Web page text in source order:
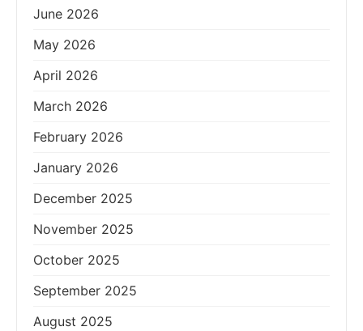
June 2026
May 2026
April 2026
March 2026
February 2026
January 2026
December 2025
November 2025
October 2025
September 2025
August 2025